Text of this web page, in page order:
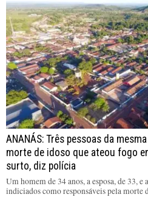
ANANÁS: Três pessoas da
morte de idoso que ateou fogo
surto, diz polícia
Um homem de 34 anos, a esposa, de 33, e
indiciados como responsáveis pela morte